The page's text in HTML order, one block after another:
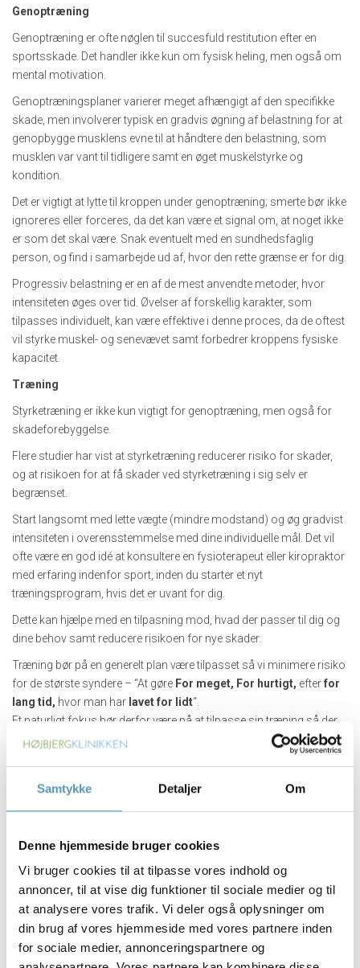
Samtykke Detaljer Om
Denne hjemmeside bruger cookies
Vi bruger cookies til at tilpasse vores indhold og
annoncer, til at vise dig funktioner til sociale medier og til
at analysere vores trafik. Vi deler også oplysninger om
din brug af vores hjemmeside med vores partnere inden
for sociale medier, annonceringspartnere og
Genoptræning
Genoptræning er ofte nøglen til succesfuld restitution efter en
sportsskade. Det handler ikke kun om fysisk heling, men også om
mental motivation.
Genoptræningsplaner varierer meget afhængigt af den specifikke
skade, men involverer typisk en gradvis øgning af belastning for at
genopbygge musklens evne til at håndtere den belastning, som
musklen var vant til tidligere samt en øget muskelstyrke og
kondition.
Det er vigtigt at lytte til kroppen under genoptræning; smerte bør ikke
ignoreres eller forceres, da det kan være et signal om, at noget ikke
er som det skal være. Snak eventuelt med en sundhedsfaglig
person, og find i samarbejde ud af, hvor den rette grænse er for dig.
Progressiv belastning er en af de mest anvendte metoder, hvor
intensiteten øges over tid. Øvelser af forskellig karakter, som
tilpasses individuelt, kan være effektive i denne proces, da de oftest
vil styrke muskel- og senevævet samt forbedrer kroppens fysiske
kapacitet.
Træning
Styrketræning er ikke kun vigtigt for genoptræning, men også for
skadeforebyggelse.
Flere studier har vist at styrketræning reducerer risiko for skader,
og at risikoen for at få skader ved styrketræning i sig selv er
begrænset.
Start langsomt med lette vægte (mindre modstand) og øg gradvist
intensiteten i overensstemmelse med dine individuelle mål. Det vil
ofte være en god idé at konsultere en fysioterapeut eller kiropraktor
med erfaring indenfor sport, inden du starter et nyt
træningsprogram, hvis det er uvant for dig.
Dette kan hjælpe med en tilpasning mod, hvad der passer til dig og
dine behov samt reducere risikoen for nye skader.
Træning bør på en generelt plan være tilpasset så vi minimere risiko
for de største syndere – “At gøre For meget, For hurtigt, efterfor
lang tid, hvor man har lavet for lidt“.
Et naturligt fokus bør derfor være på at tilpasse sin træning så der
ikke er for pludselige udsving, eksempelvis ved at have en
opmærksomhed omkring éns normale træningsniveau og
Mange skader kan undgås med en ordentlig opvarmning, det
rigtige træningsniveau, opmærksomhed på de omkringliggende
faktorer som f.eks. nærende mad samt passende restitution.
Opvarmning øger blodgennemstrømningen til musklerne og gør
dem mere fleksible, hvilket mindsker risikoen for fiberskader og
forstrækninger.